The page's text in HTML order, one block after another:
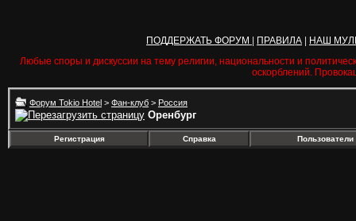
ПОДДЕРЖАТЬ ФОРУМ ПРАВИЛА
НАШ
Любые споры и дискуссии на тему религии, национальности и
оскорблений.
Форум Tokio Hotel > Фан-клуб > Россия
Оренбург
Регистрация Справка Пользователи